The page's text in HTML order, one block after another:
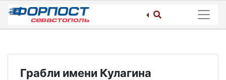
Skip
content
Грабли имени Кулагина